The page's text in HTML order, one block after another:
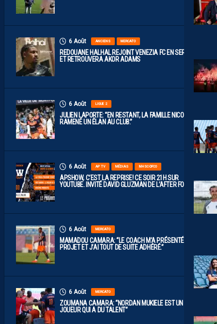
6 Août ANCIENS MERCATO
REDOUANE HALHAL REJOINT VENEZIA FC EN SERIE A
ET RETROUVERA AKOR ADAMS
6 Août LIGUE 2
JULIEN LAPORTE: “EN RESTANT, LA FAMILLE NICOLLIN A
RAMENÉ UN ÉLAN AU CLUB.”
6 Août AP TV MÉDIAS MHSC-DFCO
APSHOW, C’EST LA REPRISE! CE SOIR 21H SUR
YOUTUBE. INVITÉ DAVID GLUZMAN DE L’AFTER FOOT.
6 Août MERCATO
MAMADOU CAMARA: “LE COACH M’A PRÉSENTÉ LE
PROJET ET J’AI TOUT DE SUITE ADHÉRÉ.”
6 Août MERCATO
ZOUMANA CAMARA: “NORDAN MUKIELE EST UN
JOUEUR QUI A DU TALENT”